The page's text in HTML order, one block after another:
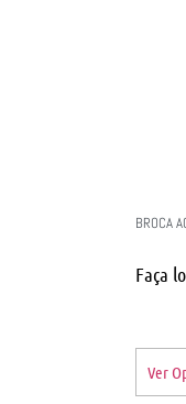
BROCA
Faça
Ver